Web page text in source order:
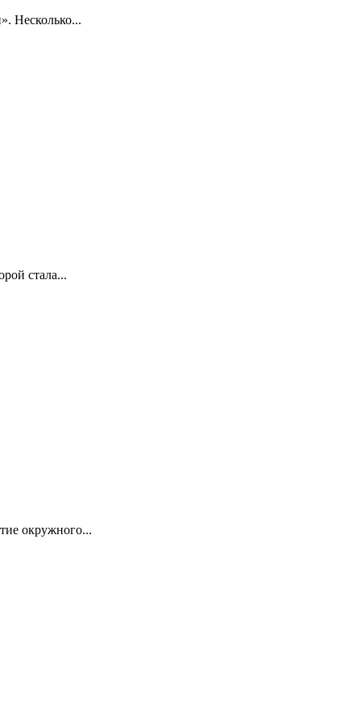
Несколько...
стала...
окружного...